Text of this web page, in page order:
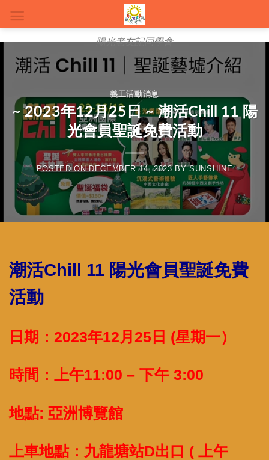
content
陽光老友記同學會
義工活動消息
~ 2023年12月25日 ~ 潮活Chill 11 陽
光會員聖誕免費活動
POSTED ONDECEMBER 14, 2023BYSUNSHINE
潮活Chill 11 陽光會員聖誕免費
活動
日期：2023年12月25日 (星期一）
時間：上午11:00 – 下午 3:00
地點: 亞洲博覽館
上車地點：九龍塘站D出口 ( 上午